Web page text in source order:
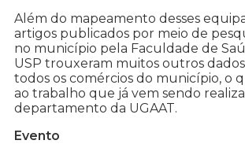
Além do mapeamento desses
artigos publicados por meio de
no município pela Faculdade de
USP trouxeram muitos outros
todos os comércios do município, o
ao trabalho que já vem sendo
departamento da UGAAT.
Evento